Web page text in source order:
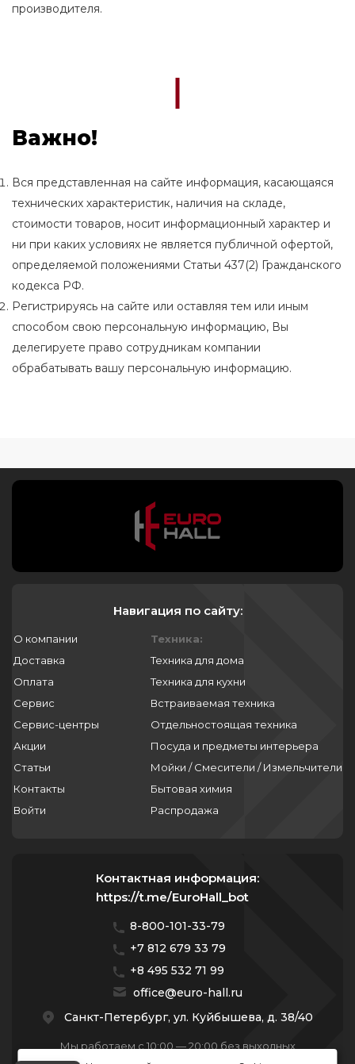
производителя.
Важно!
Вся представленная на сайте информация, касающаяся
технических характеристик, наличия на складе,
стоимости товаров, носит информационный характер и
ни при каких условиях не является публичной офертой,
определяемой положениями Статьи 437(2) Гражданского
кодекса РФ.
Регистрируясь на сайте или оставляя тем или иным
способом свою персональную информацию, Вы
делегируете право сотрудникам компании
обрабатывать вашу персональную информацию.
Навигация по сайту:
О компании
Доставка
Оплата
Сервис
Сервис-центры
Акции
Статьи
Контакты
Войти
Техника:
Техника для дома
Техника для кухни
Встраиваемая техника
Отдельностоящая техника
Посуда и предметы интерьера
Мойки / Смесители / Измельчители
Бытовая химия
Распродажа
Контактная информация:
https://t.me/EuroHall_bot
8-800-101-33-79
+7 812 679 33 79
+8 495 532 71 99
office@euro-hall.ru
Санкт-Петербург, ул. Куйбышева, д. 38/40
Мы работаем с 10:00 — 20:00 без выходных